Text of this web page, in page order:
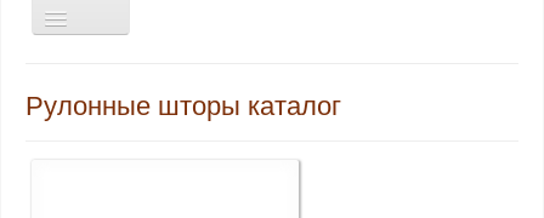
КАССЕТНЫЕ РУЛОННЫЕ ШТОРЫ
Рулонные шторы каталог